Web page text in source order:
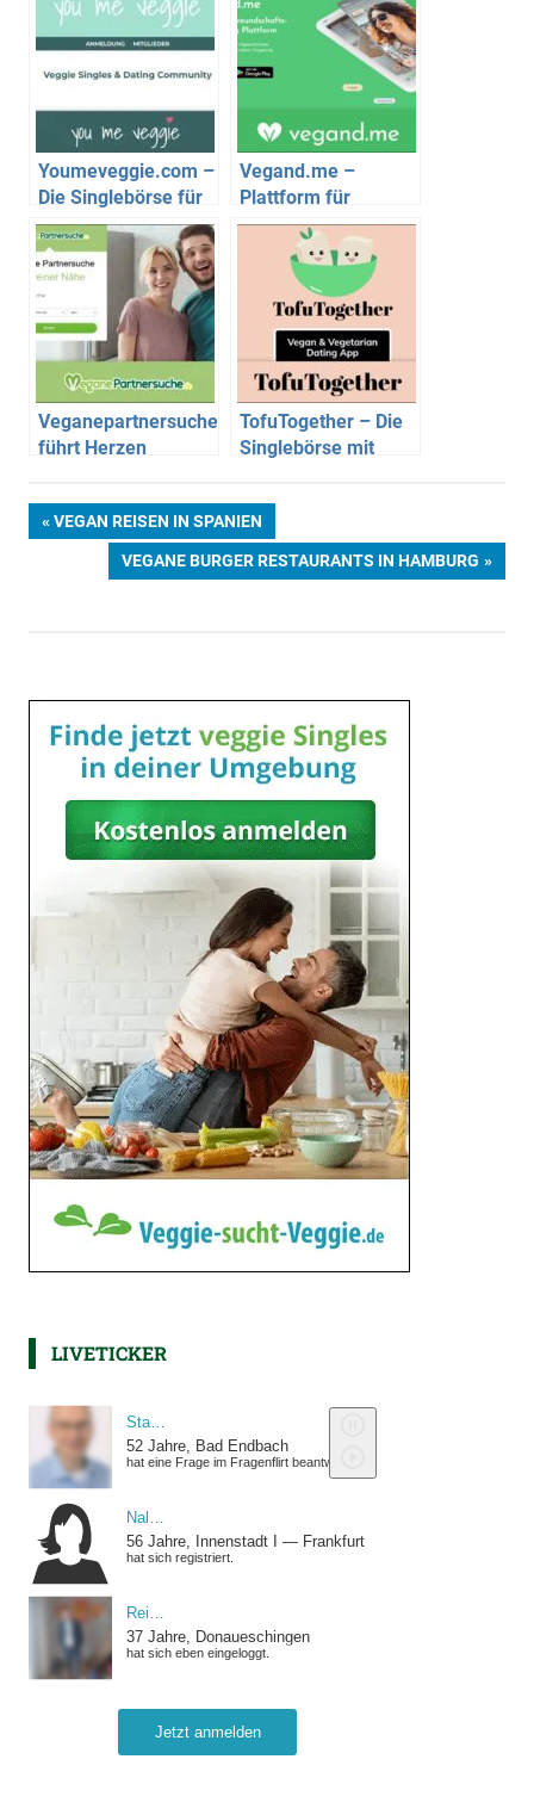
Youmeveggie.com –
Die Singlebörse für
Veggies
Vegand.me –
Plattform für
Vegetarier und
Veganer
Veganepartnersuche.de
führt Herzen
TofuTogether – Die
Singlebörse mit
Beitragsnavigation
VORHERIGER
BEITRAG:
VEGAN REISEN IN SPANIEN
NÄCHSTER
BEITRAG:
VEGANE BURGER RESTAURANTS IN HAMBURG
LIVETICKER